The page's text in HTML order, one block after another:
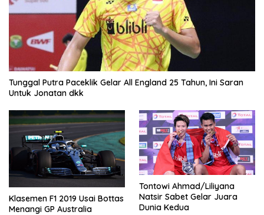
Tunggal Putra Paceklik Gelar All England 25 Tahun, Ini Saran
Untuk Jonatan dkk
Klasemen F1 2019 Usai Bottas
Menangi GP Australia
Tontowi Ahmad/Liliyana
Natsir Sabet Gelar Juara
Dunia Kedua